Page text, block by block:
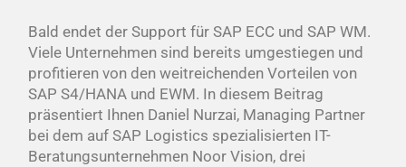
Bald endet der Support für SAP ECC und SAP WM.
Viele Unternehmen sind bereits umgestiegen und
profitieren von den weitreichenden Vorteilen von
SAP S4/HANA und EWM. In diesem Beitrag
präsentiert Ihnen Daniel Nurzai, Managing Partner
bei dem auf SAP Logistics spezialisierten IT-
Beratungsunternehmen Noor Vision, drei